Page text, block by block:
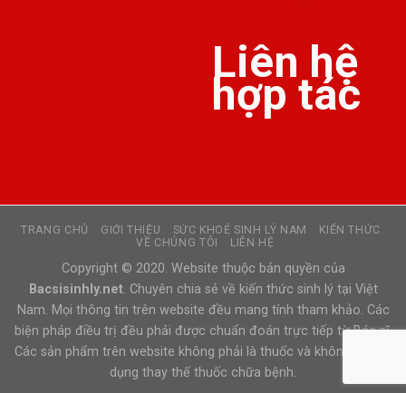
Liên hệ
hợp tác
TRANG CHỦ GIỚI THIỆU SỨC KHOẺ SINH LÝ NAM
KIẾN THỨC
VỀ CHÚNG TÔI
LIÊN HỆ
Copyright © 2020. Website thuộc bản quyền của
Bacsisinhly.net. Chuyên chia sẻ về kiến thức sinh lý tại Việt
Nam. Mọi thông tin trên website đều mang tính tham khảo. Các
biện pháp điều trị đều phải được chuẩn đoán trực tiếp từ Bác sĩ.
Các sản phẩm trên website không phải là thuốc và không có tác
dụng thay thế thuốc chữa bệnh.